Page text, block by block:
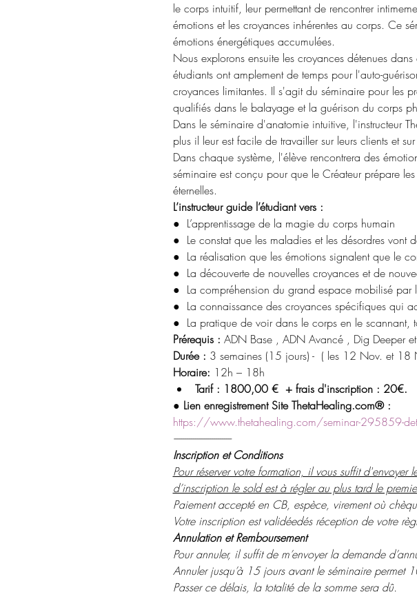
le corps intuitif, leur permettant de rencontrer
émotions et les croyances inhérentes au corps. Ce
émotions énergétiques accumulées.
Nous explorons ensuite les croyances détenues
étudiants ont amplement de temps pour l'auto-
croyances limitantes. Il s'agit du séminaire pour les
qualifiés dans le balayage et la guérison du corps
Dans le séminaire d'anatomie intuitive, l'instructeur
plus il leur est facile de travailler sur leurs clients et sur
Dans chaque système, l'élève rencontrera des
séminaire est conçu pour que le Créateur prépare
éternelles.
L’instructeur guide l’étudiant vers :
●  L’apprentissage de la magie du corps humain
●  Le constat que les maladies et les désordres vont
●  La réalisation que les émotions signalent que le
●  La découverte de nouvelles croyances et de
●  La compréhension du grand espace mobilisé par
●  La connaissance des croyances spécifiques qui
●  La pratique de voir dans le corps en le
Prérequis : ADN Base , ADN Avancé , Dig Deeper
Durée : 3 semaines (15 jours) -  ( les 12 Nov. et 18
Horaire: 12h – 18h
Tarif : 1800,00 €  + frais d'inscription : 20€.
● Lien enregistrement Site ThetaHealing.com® :
https://www.thetahealing.com/seminar-295859-
----------------------------
Inscription et Conditions
Pour réserver votre formation, il vous suffit
d’inscription le sold est à régler au plus tard le
Paiement accepté en CB, espèce, virement où
Votre inscription est validéedés réception de votre
Annulation et Remboursement
Pour annuler, il suffit de m’envoyer la demande
Annuler jusqu’à 15 jours avant le séminaire permet
Passer ce délais, la totalité de la somme sera dû.